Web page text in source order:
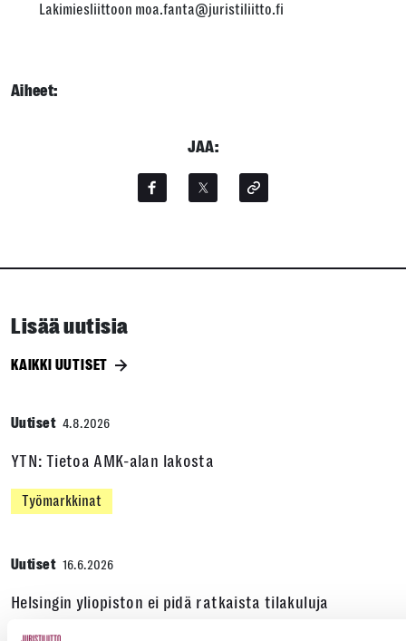
Lakimiesliittoon moa.fanta@juristiliitto.fi
Aiheet:
JAA:
Lisää uutisia
KAIKKI UUTISET
Uutiset 4.8.2026
YTN: Tietoa AMK-alan lakosta
Työmarkkinat
Uutiset 16.6.2026
Helsingin yliopiston ei pidä ratkaista tilakuluja